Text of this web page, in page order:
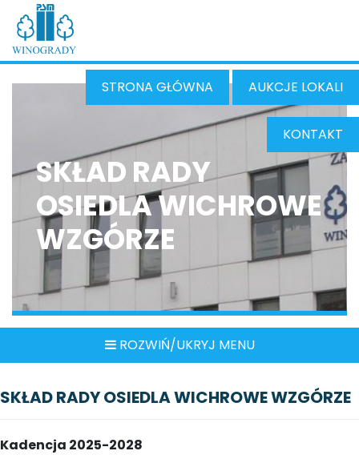
STRONA GŁÓWNA AUKCJE LOKALI
KONTAKT
SKŁAD RADY
OSIEDLA WICHROWE
WZGÓRZE
ROZWIŃ/UKRYJ MENU
SKŁAD RADY OSIEDLA WICHROWE WZGÓRZE
Kadencja 2025-2028